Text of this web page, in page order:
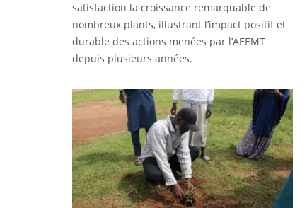
satisfaction la croissance remarquable de
nombreux plants, illustrant l’impact positif et
durable des actions menées par l’AEEMT
depuis plusieurs années.